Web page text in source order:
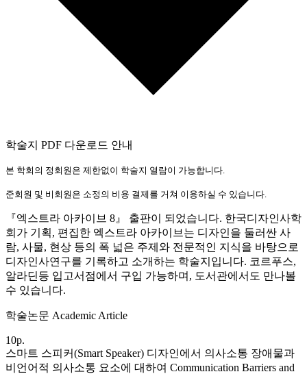
학술지 PDF 다운로드 안내
본 학회의 정회원은 제한없이 학술지 열람이 가능합니다.
준회원 및 비회원은 소정의 비용 결제를 거쳐 이용하실 수 있습니다.
『엑스트라 아카이브 8』 출판이 되었습니다. 한국디자인사학
회가 기획, 편집한 엑스트라 아카이브는 디자인을 둘러싼 사
람, 사물, 현상 등의 폭 넓은 주제와 전문적인 지식을 바탕으로
디자인사연구를 기록하고 소개하는 학술지입니다. 코르푸스,
알라딘등 입고서점에서 구입 가능하며, 도서관에서도 만나볼
수 있습니다.
학술논문 Academic Article
10p.
스마트 스피커(Smart Speaker) 디자인에서 의사소통 장애물과
비언어적 의사소통 요소에 대하여 Communication Barriers and